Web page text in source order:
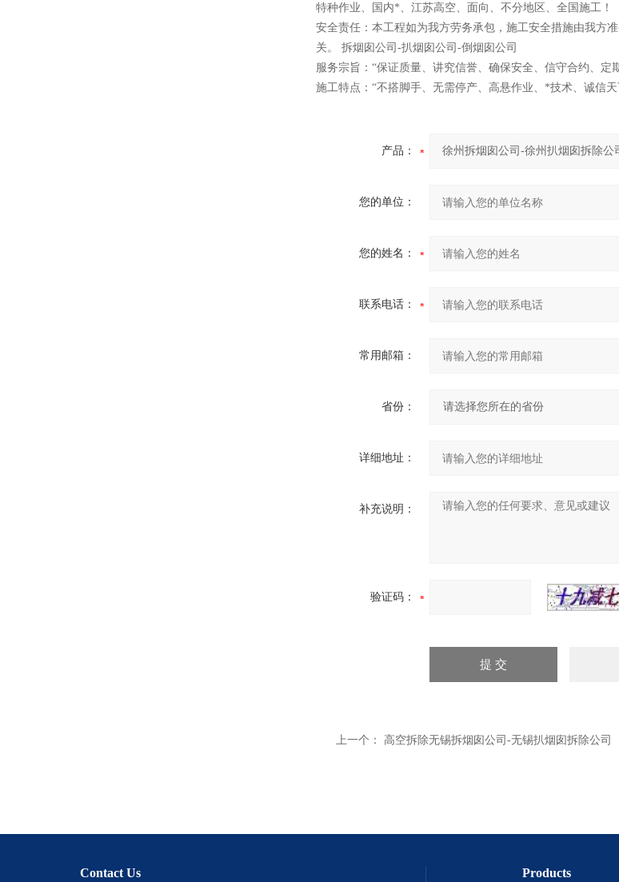
特种作业、国内*、江苏高空、面向、不分地区、全国施工！
安全责任：本工程如为我方劳务承包，施工安全措施由我方
关。 拆烟囱公司-扒烟囱公司-倒烟囱公司
服务宗旨：“保证质量、讲究信誉、确保安全、信守合约、定
施工特点：“不搭脚手、无需停产、高悬作业、*技术、诚信天
产品：
您的单位：
您的姓名：
联系电话：
常用邮箱：
省份：
详细地址：
补充说明：
验证码：
上一个： 高空拆除无锡拆烟囱公司-无锡扒烟囱拆除公司
Contact Us Products